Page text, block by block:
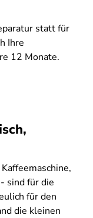
statt für
Ihre
12 Monate.
sind für die
für den
die kleinen